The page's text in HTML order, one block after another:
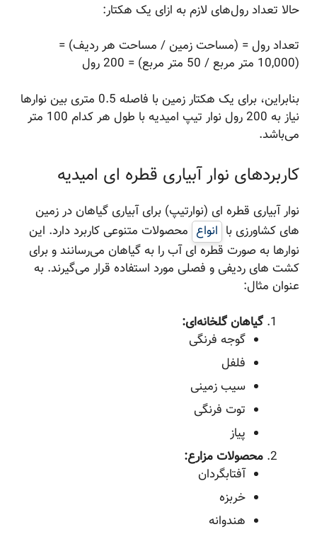
حالا تعداد رول‌های لازم به ازای یک هکتار:
تعداد رول = (مساحت زمین / مساحت هر ردیف) =
بنابراین، برای یک هکتار زمین با فاصله 0.5 متری بین نوارها
نیاز به 200 رول نوار تیپ امیدیه با طول هر کدام 100 متر
می‌باشد.
کاربردهای نوار آبیاری قطره ای امیدیه
نوار آبیاری قطره ای (نوارتیپ) برای آبیاری گیاهان در زمین
های کشاورزی با انواع محصولات متنوعی کاربرد دارد. این
نوارها به صورت قطره ای آب را به گیاهان می‌رسانند و برای
کشت های ردیفی و فصلی مورد استفاده قرار می‌گیرند. به
عنوان مثال:
گیاهان گلخانه‌ای:
گوجه فرنگی
فلفل
سیب زمینی
توت فرنگی
پیاز
محصولات مزارع:
آفتابگردان
خربزه
هندوانه